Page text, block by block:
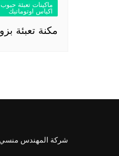
ماكينات تعبئة
اكياس اوتوماتيك
مكنة تعبئة
شركة المهندس منسي